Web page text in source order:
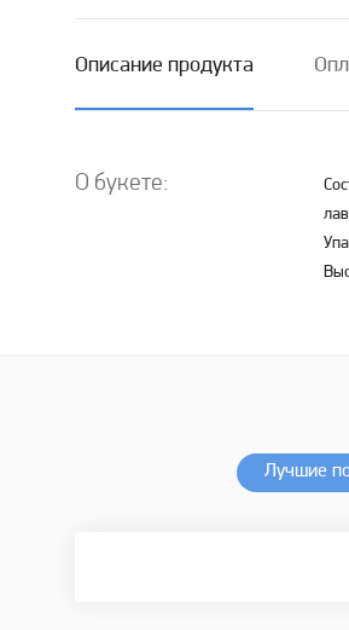
Описание продукта
О букете:
Лучшие